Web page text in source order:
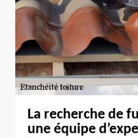
La recherche de
une équipe